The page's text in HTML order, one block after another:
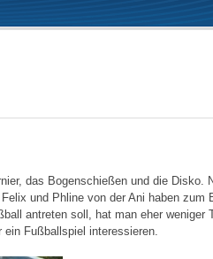
das Bogenschießen und die Disko.
und Phline von der Ani haben zum
antreten soll, hat man eher weniger
Fußballspiel interessieren.